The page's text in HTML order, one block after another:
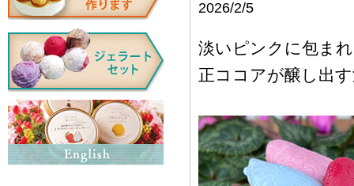
2026/2/5
淡いピンクに包ま
正ココアが醸し出